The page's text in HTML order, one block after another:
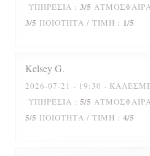
ΥΠΗΡΕΣΊΑ : 3/5
3/5 ΠΟΙΌΤΗΤΑ / ΤΙΜΉ : 1/5
KelseyG
2026-07-21 - 19:30 -
ΥΠΗΡΕΣΊΑ : 5/5
5/5 ΠΟΙΌΤΗΤΑ / ΤΙΜΉ : 4/5